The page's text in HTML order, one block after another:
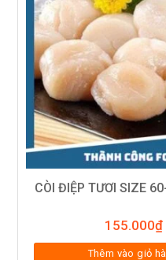
CÒI ĐIỆP TƯƠI SIZE
155.000₫
Thêm vào giỏ